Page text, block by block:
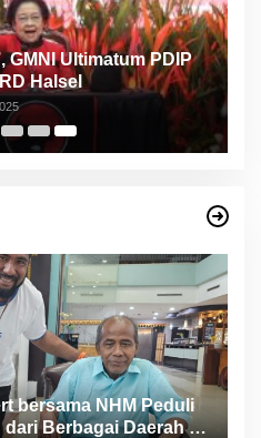
GMNI Ultimatum PDIP
Halsel
bersama NHM Peduli
Berbagai Daerah di